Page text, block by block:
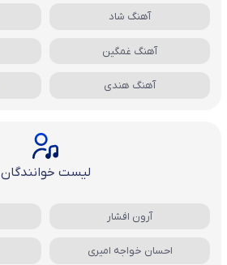
آهنگ شاد
آهنگ غمگین
آهنگ هندی
لیست خوانندگان
آرون افشار
احسان خواجه امیری